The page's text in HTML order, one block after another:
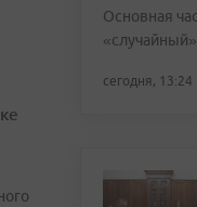
Основная
сегодня, 13:24